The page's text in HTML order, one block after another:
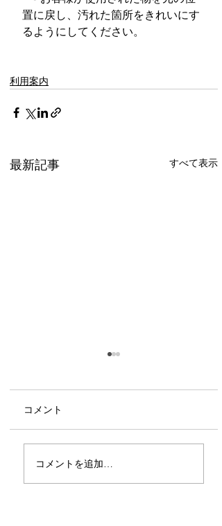
置に戻し、汚れた箇所をきれいにす
るようにしてください。
利用案内
最新記事 すべて表示
ティッシュ、トイレペ
コメント
コメントを追加…